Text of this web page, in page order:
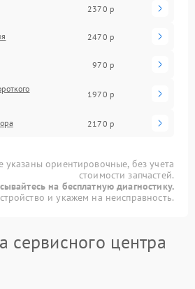
2370 р
2470 р
970 р
1970 р
2170 р
указаны ориентировочные, без учета
стоимости запчастей.
на бесплатную диагностику.
и укажем на неисправность.
сервисного центра